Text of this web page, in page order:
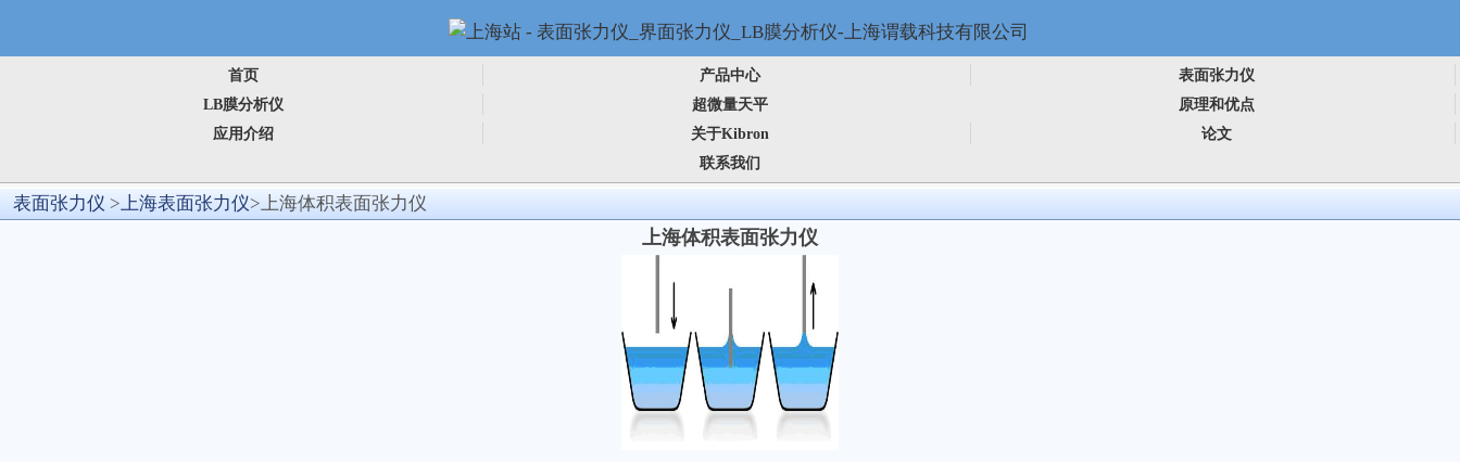
首页 产品中心
表面张力仪
LB膜分析仪
超微量天平
原理和优点
应用介绍
关于Kibron
论文
联系我们
表面张力仪 > 上海表面张力仪>上海体积表面张力仪
上海体积表面张力仪